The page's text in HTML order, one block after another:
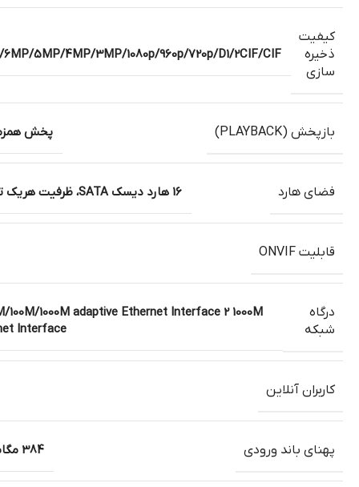
کیفیت
ذخیره
سازی
6MP/5MP/4MP/3MP/1080p/960p/720p/D1/2CIF/CIF
بازپخش (PLAYBACK) پخش همزمان
فضای هارد 16 هارد دیسک SATA، ظرفیت هریک تا 10 ترابایت
قابلیت ONVIF
درگاه
شبکه
100M/1000M adaptive Ethernet Interface 2 1000M
Interface
کاربران آنلاین
پهنای باند ورودی 384 مگابیت برثانیه